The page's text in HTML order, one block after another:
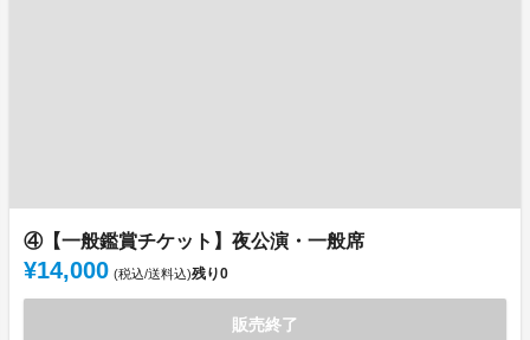
④【一般鑑賞チケット】夜公演・一般席
¥14,000 (税込/送料込)残り0
販売終了